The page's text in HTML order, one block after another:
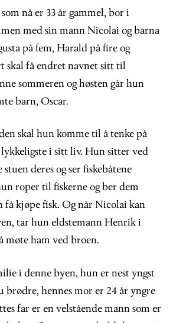
nå er 33 år gammel, bor i
med sin mann Nicolai og barna
på fem, Harald på fire og
skal få endret navnet sitt til
sommeren og høsten går hun
barn, Oscar.
skal hun komme til å tenke på
i sitt liv. Hun sitter ved
deres og ser fiskebåtene
roper til fiskerne og ber dem
få kjøpe fisk. Og når Nicolai kan
tar hun eldstemann Henrik i
møte ham ved broen.
i denne byen, hun er nest yngst
brødre, hennes mor er 24 år yngre
far er en velstående mann som er